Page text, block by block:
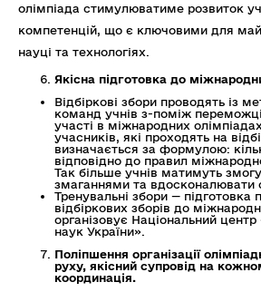
олімпіада стимулюватиме розвиток
компетенцій, що є ключовими для
науці та технологіях.
Якісна підготовка до
Відбіркові збори проводять із
команд учнів з-поміж
участі в міжнародних
учасників, які проходять на
визначається за формулою:
відповідно до правил
Так більше учнів матимуть
змаганнями та вдосконалювати
Тренувальні збори — підготовка
відбіркових зборів до
організовує Національний
наук України».
Поліпшення організації
руху, якісний супровід на
координація.